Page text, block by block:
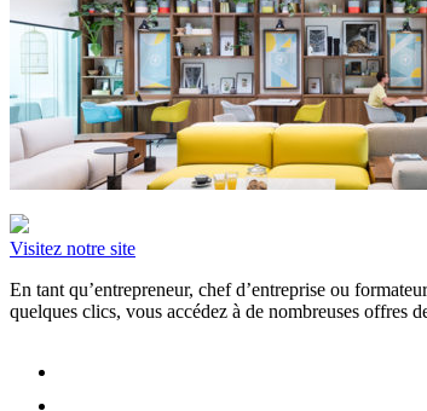
Visitez notre site
En tant qu’entrepreneur, chef d’entreprise ou
quelques clics, vous accédez à de nombreuses offres